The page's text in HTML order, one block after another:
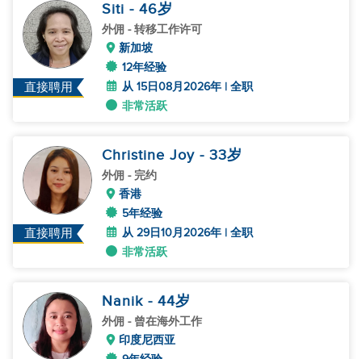
直接聘用
Siti - 46岁
外佣 - 转移工作许可
新加坡
12年经验
从 15日08月2026年 | 全职
非常活跃
直接聘用
Christine Joy - 33岁
外佣 - 完约
香港
5年经验
从 29日10月2026年 | 全职
非常活跃
Nanik - 44岁
外佣 - 曾在海外工作
印度尼西亚